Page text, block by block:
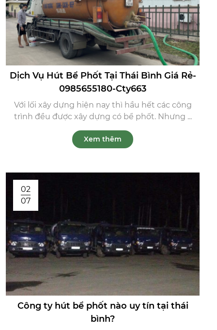
Dịch Vụ Hút Bể Phốt Tại Thái Bình Giá Rẻ-
0985655180-Cty663
Với lối xây dựng hiện nay thì hầu hết các công
trình đều được xây dựng có bể phốt. Nhưng ...
Xem thêm
02
07
Công ty hút bể phốt nào uy tín tại thái
bình?